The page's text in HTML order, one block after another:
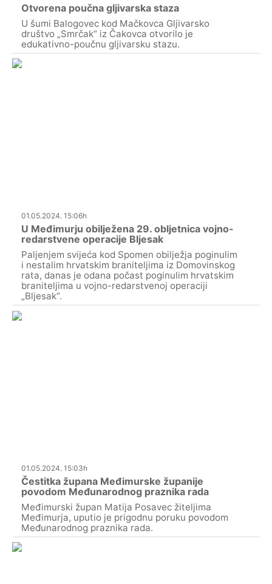
Otvorena poučna gljivarska staza
U šumi Balogovec kod Mačkovca Gljivarsko
društvo „Smrčak“ iz Čakovca otvorilo je
edukativno-poučnu gljivarsku stazu.
01.05.2024. 15:06h
U Međimurju obilježena 29. obljetnica vojno-
redarstvene operacije Bljesak
Paljenjem svijeća kod Spomen obilježja poginulim
i nestalim hrvatskim braniteljima iz Domovinskog
rata, danas je odana počast poginulim hrvatskim
braniteljima u vojno-redarstvenoj operaciji
„Bljesak“.
01.05.2024. 15:03h
Čestitka župana Međimurske županije
povodom Međunarodnog praznika rada
Međimurski župan Matija Posavec žiteljima
Međimurja, uputio je prigodnu poruku povodom
Međunarodnog praznika rada.